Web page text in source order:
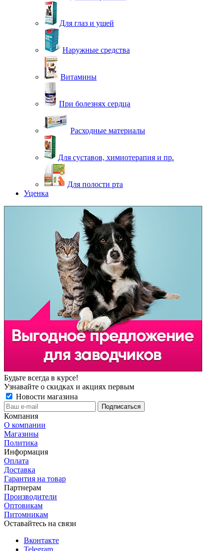
Для глаз и ушей
Наружные средства
Витамины
При болезнях сердца
Расходные материалы
Для суставов, химиотерапия и пр.
Для полости рта
Уценка
Будьте всегда в курсе!
Узнавайте о скидках и акциях первым
Новости магазина
Компания
О компании
Магазины
Политика
Информация
Оплата
Доставка
Гарантия на товар
Партнерам
Производители
Оптовикам
Питомникам
Оставайтесь на связи
Вконтакте